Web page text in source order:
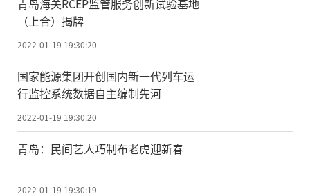
青岛海关RCEP监管服务创新试验基地
（上合）揭牌
2022-01-19 19:30:20
国家能源集团开创国内新一代列车运
行监控系统数据自主编制先河
2022-01-19 19:30:20
青岛：民间艺人巧制布老虎迎新春
2022-01-19 19:30:19